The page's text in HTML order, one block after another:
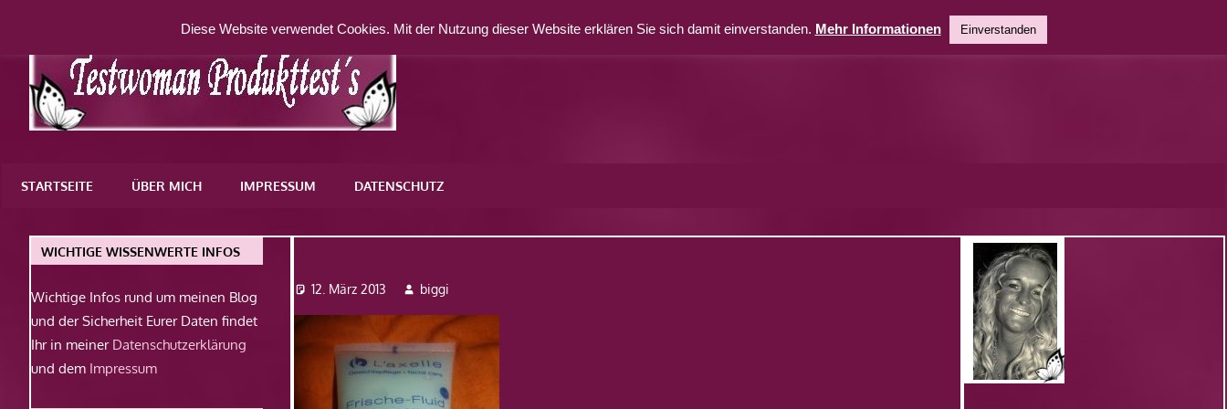
springen
WordPress-
STARTSEITE ÜBER MICH IMPRESSUM DATENSCHUTZ
12. März 2013 biggi
WICHTIGE WISSENWERTE INFOS
Wichtige Infos rund um meinen Blog
und der Sicherheit Eurer Daten findet
Ihr in meiner Datenschutzerklärung
und dem Impressum
Diese Website verwendet Cookies. Mit der Nutzung dieser Website erklären Sie sich damit einverstanden. Mehr Informationen Einverstanden